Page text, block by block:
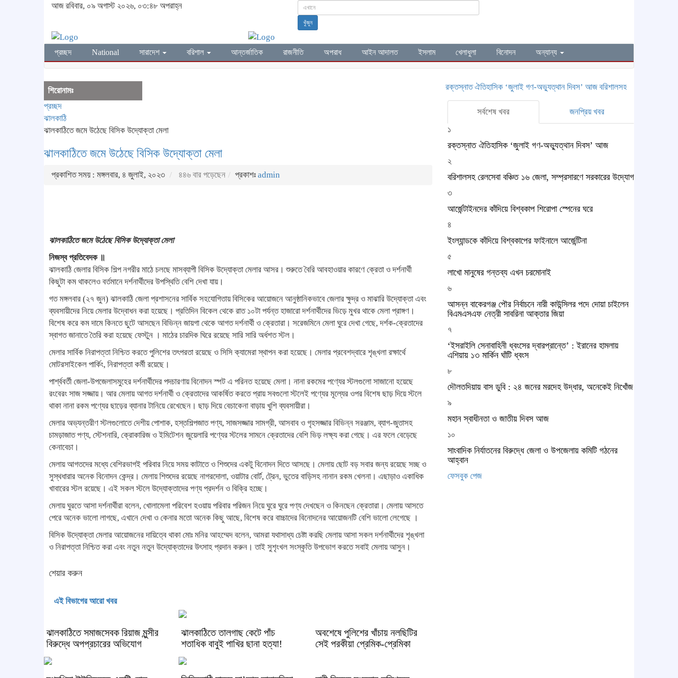
আজ রবিবার, ০৯ অগাস্ট ২০২৬, ০৩:৪৮ অপরাহ্ন
খুঁজুন
প্রচ্ছদ National সারাদেশ বরিশাল আন্তর্জাতিক রাজনীতি অপরাধ আইন আদালত ইসলাম খেলাধুলা বিনোদন অন্যান্য
শিরোনামঃ রক্তস্নাত ঐতিহাসিক ‌‘জুলাই গণ-অভ্যুত্থান দিবস’ আজ বরিশালসহ রেলসেবা বঞ্চিত ১৬
প্রচ্ছদ
ঝালকাঠি
ঝালকাঠিতে জমে উঠেছে বিসিক উদ্যোক্তা মেলা
ঝালকাঠিতে জমে উঠেছে বিসিক উদ্যোক্তা মেলা
প্রকাশিত সময় : মঙ্গলবার, ৪ জুলাই, ২০২৩ ৪৪৬ বার পড়েছেন প্রকাশঃ admin
ঝালকাঠিতে জমে উঠেছে বিসিক উদ্যোক্তা মেলা
নিজস্ব প্রতিবেদক ॥
ঝালকাঠি জেলার বিসিক শিল্প নগরীর মাঠে চলছে মাসব্যাপী বিসিক উদ্যোক্তা মেলার আসর। শুরুতে বৈরি আবহাওয়ার কারণে ক্রেতা ও দর্শনার্থী
কিছুটা কম থাকলেও বর্তমানে দর্শনার্থীদের উপস্থিতি বেশি‌ দেখা যায়।
গত মঙ্গলবার (২৭ জুন) ঝালকাঠি জেলা প্রশাসনের সার্বিক সহযোগিতায় বিসিকের আয়োজনে আনুষ্ঠানিকভাবে জেলার ক্ষুদ্র ও মাঝারি উদ্যোক্তা এবং
ব্যবসায়ীদের নিয়ে মেলার উদ্বোধন করা হয়েছে। প্রতিদিন বিকেল থেকে রাত ১০টা পর্যন্ত হাজারো দর্শনার্থীদের ভিড়ে মুখর থাকে মেলা প্রাঙ্গণ।
বিশেষ করে কম দামে কিনতে ছুটে আসছেন বিভিন্ন জায়গা থেকে আগত দর্শনার্থী ও ক্রেতারা। সরেজমিনে মেলা ঘুরে দেখা গেছে, দর্শক-ক্রেতাদের
স্বাগত জানাতে তৈরি করা হয়েছে ফেস্টুন । মাঠের চারদিক ঘিরে রয়েছে সারি সারি অর্ধশত স্টল।
মেলার সার্বিক নিরাপত্তা নিশ্চিত করতে পুলিশের তৎপরতা রয়েছে ও সিসি ক্যামেরা স্থাপন করা হয়েছে। মেলার প্রবেশদ্বারে শৃঙ্খলা রক্ষার্থে
মোটরসাইকেল পার্কিং, নিরাপত্তা কর্মী রয়েছে।
পার্শ্ববর্তী জেলা-উপজেলাসমুহের দর্শনার্থীদের পদচারণায় বিনোদন স্পট এ পরিনত হয়েছে মেলা। নানা রকমের পণ্যের স্টলগুলো সাজানো হয়েছে
রংবেরং সাজ সজ্জায়। আর মেলায় আগত দর্শনার্থী ও ক্রেতাদের আকর্ষিত করতে প্রায় সবগুলো স্টলেই পণ্যের মূল্যের ওপর বিশেষ ছাড় দিয়ে স্টলে
থাকা নানা রকম পণ্যের ছাড়ের ব্যানার টানিয়ে রেখেছেন। ছাড় দিয়ে বেচাকেনা বাড়ায় খুশি ব্যবসায়ীরা।
মেলার অভ্যন্তরীণ স্টলগুলোতে দেশীয় পোশাক, হস্তশিল্পজাত পণ্য, সাজসজ্জার সামগ্রী, আসবাব ও গৃহসজ্জার বিভিন্ন সরঞ্জাম, ব্যাগ-জুতাসহ
চামড়াজাত পণ্য, স্টেশনারি, ক্রোকারিজ ও ইমিটেশন জুয়েলারি পণ্যের স্টলের সামনে ক্রেতাদের বেশি ভিড় লক্ষ্য করা গেছে। এর ফলে বেড়েছে
কেনাবেচা।
মেলায় আগতদের মধ্যে বেশিরভাগই পরিবার নিয়ে সময় কাটাতে ও শিশুদের একটু বিনোদন দিতে আসছে। মেলায় ছোট বড় সবার জন্য রয়েছে সচ্ছ ও
সুস্থধারার অনেক বিনোদন কেন্দ্র। মেলায় শিশুদের রয়েছে নাগরদোলা, ওয়াটার বোর্ট, ট্রেন, ভুতের বাড়িসহ নানান রকম খেলনা। এছাড়াও একাধিক
খাবারের স্টল রয়েছে। এই সকল স্টলে উদ্যোক্তাদের পণ্য প্রদর্শন ও বিক্রি হচ্ছে।
মেলায় ঘুরতে আসা দর্শনার্থীরা বলেন, খোলামেলা পরিবেশ হওয়ায় পরিবার পরিজন নিয়ে ঘুরে ঘুরে পণ্য দেখছেন ও কিনছেন ক্রেতারা। মেলায় আসতে
পেরে অনেক ভালো লাগছে, এখানে দেখা ও কেনার মতো অনেক কিছু আছে, বিশেষ করে বাচ্চাদের বিনোদনের আয়োজনটি বেশি ভালো লেগেছে ।
বিসিক উদ্যোক্তা মেলার আয়োজনের দায়িত্বে থাকা মোঃ মনির আহম্মেদ বলেন, আমরা যথাসাধ্য চেষ্টা করছি মেলায় আসা সকল দর্শনার্থীদের শৃঙ্খলা
ও নিরাপত্তা নিশ্চিত করা এবং নতুন নতুন উদ্যোক্তাদের উৎসাহ প্রদান করুন। তাই সুশৃংখল সংস্কৃতি উপভোগ করতে সবাই মেলায় আসুন।
শেয়ার করুন
এই বিভাগের আরো খবর
ঝালকাঠিতে সমাজসেবক রিয়াজ মুন্সীর
বিরুদ্ধে অপপ্রচারের অভিযোগ
ঝালকাঠিতে তালগাছ কেটে পাঁচ
শতাধিক বাবুই পাখির ছানা হত্যা!
অবশেষে পুলিশের খাঁচায় নলছিটির
সেই পরকীয়া প্রেমিক-প্রেমিকা
সর্বশেষ খবর
জনপ্রিয় খবর
১
রক্তস্নাত ঐতিহাসিক ‌‘জুলাই গণ-অভ্যুত্থান দিবস’ আজ
২
বরিশালসহ রেলসেবা বঞ্চিত ১৬ জেলা, সম্প্রসারণে সরকারের উদ্যোগ
৩
আর্জেন্টাইনদের কাঁদিয়ে বিশ্বকাপ শিরোপা স্পেনের ঘরে
৪
ইংল্যান্ডকে কাঁদিয়ে বিশ্বকাপের ফাইনালে আর্জেন্টিনা
৫
লাখো মানুষের গন্তব্য এখন চরমোনাই
৬
আসন্ন বাকেরগঞ্জ পৌর নির্বাচনে নারী কাউন্সিলর পদে দোয়া চাইলেন
বিএমএসএফ নেত্রী সাবরিনা আক্তার জিয়া
৭
‘ইসরাইলি সেনাবাহিনী ধ্বংসের দ্বারপ্রান্তে’ : ইরানের হামলায়
এশিয়ায় ১৩ মার্কিন ঘাঁটি ধ্বংস
৮
দৌলতদিয়ায় বাস ডুবি : ২৪ জনের মরদেহ উদ্ধার, অনেকেই নিখোঁজ
৯
মহান স্বাধীনতা ও জাতীয় দিবস আজ
১০
সাংবাদিক নির্যাতনের বিরুদ্ধে জেলা ও উপজেলায় কমিটি গঠনের
আহ্বান
ফেসবুক পেজ